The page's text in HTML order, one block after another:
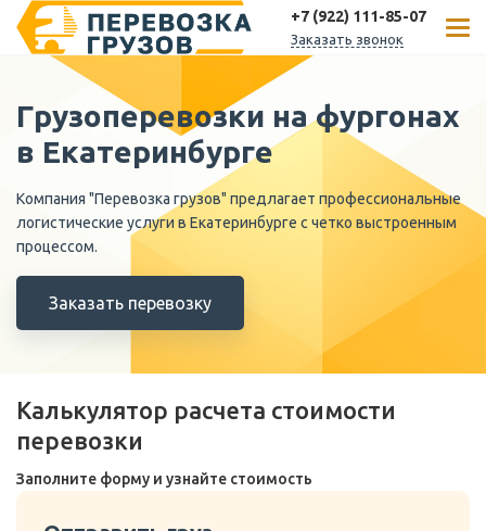
+7 (922) 111-85-07
Заказать звонок
Грузоперевозки на фургонах
в Екатеринбурге
Компания "Перевозка грузов" предлагает профессиональные
логистические услуги в Екатеринбурге с четко выстроенным
процессом.
Заказать перевозку
Калькулятор расчета стоимости
перевозки
Заполните форму и узнайте стоимость